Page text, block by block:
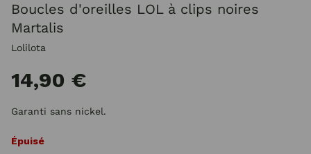
Boucles d'oreilles LOL à clips noires
Martalis
Lolilota
14,90 €
Garanti sans nickel.
Épuisé